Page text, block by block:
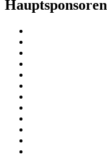
Hauptsponsoren